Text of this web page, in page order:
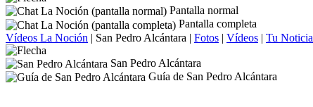
Pantalla normal
Pantalla completa
Vídeos La Noción | San Pedro Alcántara | Fotos | Vídeos | Tu Noticia
San Pedro Alcántara
Guía de San Pedro Alcántara